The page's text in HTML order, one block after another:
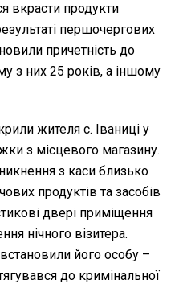
вкрасти продукти
першочергових
причетність до
з них 25 років, а іншому
жителя с. Іваниці у
з місцевого магазину.
з каси близько
продуктів та засобів
двері приміщення
нічного візитера.
його особу –
до кримінальної